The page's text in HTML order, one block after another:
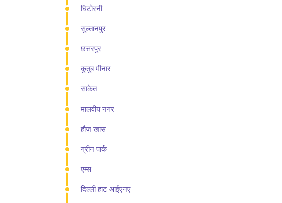
घिटोरनी
सुल्तानपुर
छत्तरपुर
कुतुब मीनार
साकेत
मालवीय नगर
हौज़ खास
ग्रीन पार्क
एम्स
दिल्ली हाट आईएनए